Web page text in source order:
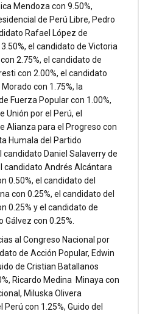
Mendoza con 9.50%,
de Perú Libre, Pedro
Rafael López de
el candidato de Victoria
2.75%, el candidato de
con 2.00%, el candidato
con 1.75%, la
Fuerza Popular con 1.00%,
Unión por el Perú, el
Alianza para el Progreso con
Humala del Partido
candidato Daniel Salaverry de
candidato Andrés Alcántara
0.50%, el candidato del
con 0.25%, el candidato del
0.25% y el candidato de
con 0.25%.
al Congreso Nacional por
de Acción Popular, Edwin
de Cristian Batallanos
Ricardo Medina Minaya con
Miluska Olivera
con 1.25%, Guido del